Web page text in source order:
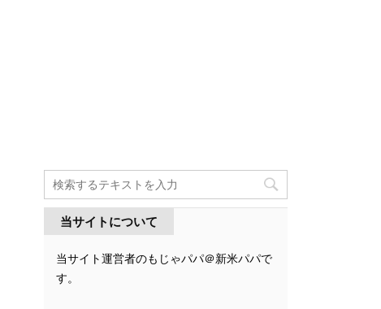
当サイトについて
当サイト運営者のもじゃパパ＠新米パパで
す。